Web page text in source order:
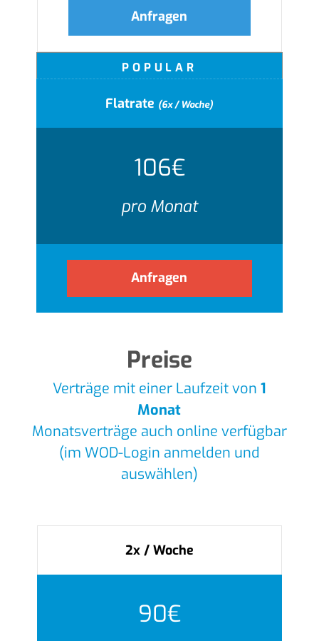
Anfragen
POPULAR
Flatrate (6x / Woche)
106€
pro Monat
Anfragen
Preise
Verträge mit einer Laufzeit von1
Monat
Monatsverträge auch online verfügbar
(im WOD-Login anmelden und
auswählen)
2x / Woche
90€